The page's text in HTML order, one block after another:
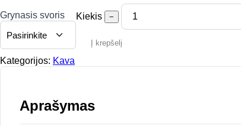
Grynasis svoris Kiekis −
Į krepšelį
Kategorijos: Kava
Aprašymas